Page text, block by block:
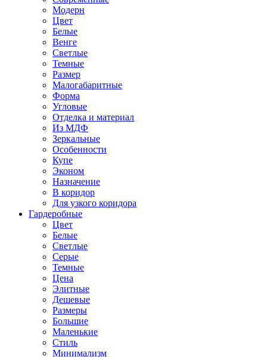
Модерн
Цвет
Белые
Венге
Светлые
Темные
Размер
Малогабаритные
Форма
Угловые
Отделка и материал
Из МДФ
Зеркальные
Особенности
Купе
Эконом
Назначение
В коридор
Для узкого коридора
Гардеробные
Цвет
Белые
Светлые
Серые
Темные
Цена
Элитные
Дешевые
Размеры
Большие
Маленькие
Стиль
Минимализм